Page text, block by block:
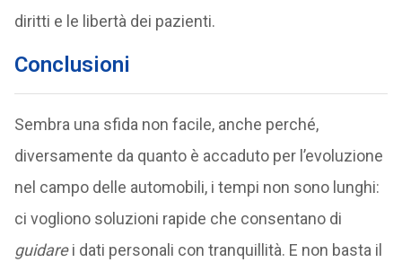
diritti e le libertà dei pazienti.
Conclusioni
Sembra una sfida non facile, anche perché,
diversamente da quanto è accaduto per l’evoluzione
nel campo delle automobili, i tempi non sono lunghi:
ci vogliono soluzioni rapide che consentano di
guidarei dati personali con tranquillità. E non basta il